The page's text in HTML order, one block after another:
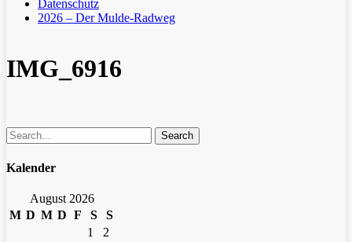
Datenschutz
2026 – Der Mulde-Radweg
IMG_6916
Search
Kalender
August 2026
M D M D F S
S
1
2